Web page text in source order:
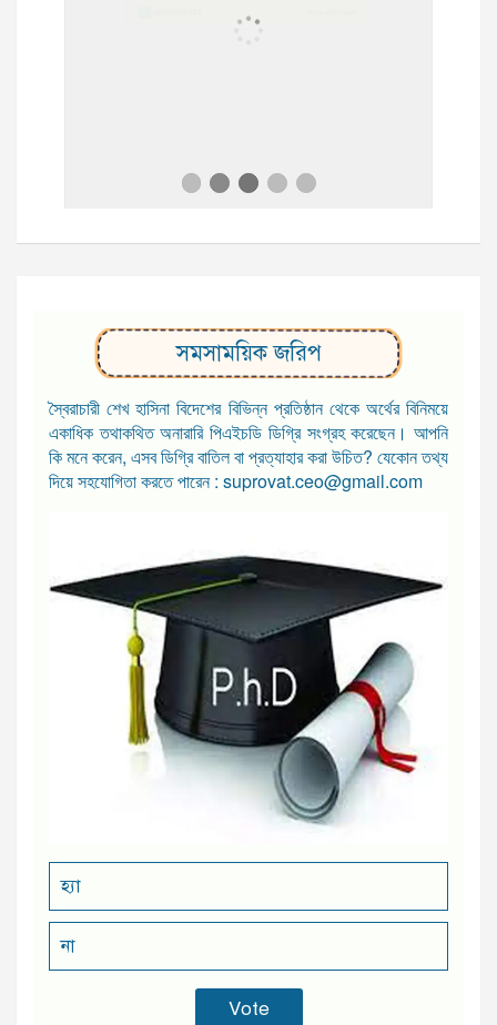
সমসাময়িক জরিপ
স্বৈরাচারী শেখ হাসিনা বিদেশের বিভিন্ন প্রতিষ্ঠান থেকে অর্থের বিনিময়ে
একাধিক তথাকথিত অনারারি পিএইচডি ডিগ্রি সংগ্রহ করেছেন। আপনি
কি মনে করেন, এসব ডিগ্রি বাতিল বা প্রত্যাহার করা উচিত? যেকোন তথ্য
দিয়ে সহযোগিতা করতে পারেন : suprovat.ceo@gmail.com
হ্যা
না